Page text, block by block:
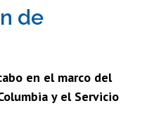
de
en el marco del
y el Servicio